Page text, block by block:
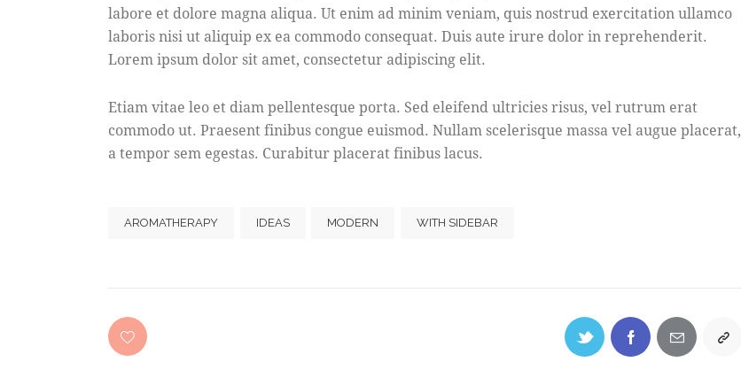
labore et dolore magna aliqua. Ut enim ad minim veniam, quis nostrud exercitation ullamco
laboris nisi ut aliquip ex ea commodo consequat. Duis aute irure dolor in reprehenderit.
Lorem ipsum dolor sit amet, consectetur adipiscing elit.
Etiam vitae leo et diam pellentesque porta. Sed eleifend ultricies risus, vel rutrum erat
commodo ut. Praesent finibus congue euismod. Nullam scelerisque massa vel augue placerat,
a tempor sem egestas. Curabitur placerat finibus lacus.
AROMATHERAPY IDEAS MODERN WITH SIDEBAR